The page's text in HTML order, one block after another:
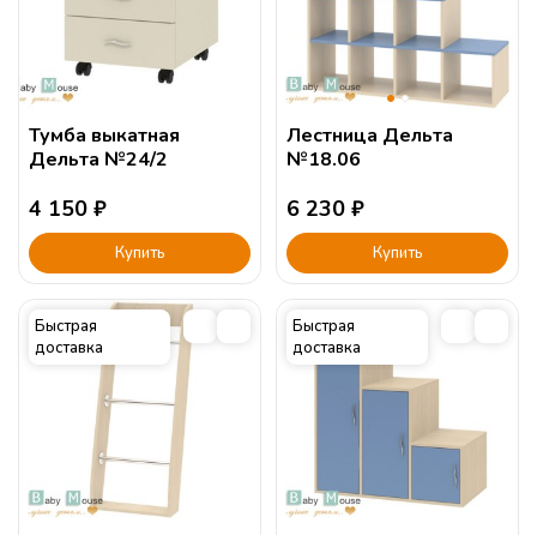
Тумба выкатная
Дельта №24/2
4 150 ₽
Купить
Лестница Дельта
№18.06
6 230 ₽
Купить
Быстрая
доставка
Быстрая
доставка